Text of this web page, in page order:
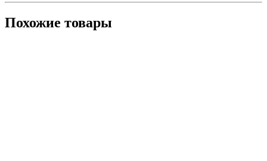
Похожие товары